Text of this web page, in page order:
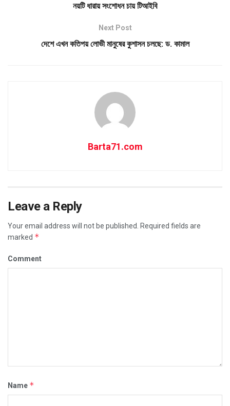
নয়টি ধারায় সংশোধন চায় টিআইবি
Next Post
দেশে এখন কতিপয় লোভী মানুষের কুশাসন চলছে: ড. কামাল
Barta71.com
Leave a Reply
Your email address will not be published.
Required fields are
marked *
Comment
Name *